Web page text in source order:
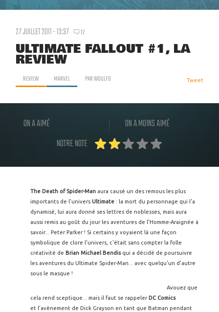
27 JUILLET 2011 - 13:37 12
ULTIMATE FALLOUT #1, LA
REVIEW
REVIEW MARVEL PARWOULFO Tweet
ON A AIMÉ
ON A MOINS AIMÉ
NOTRE NOTE
The Death of Spider-Man aura causé un des remous les plus
importants de l'univers Ultimate : la mort du personnage qui l'a
dynamisé, lui aura donné ses lettres de noblesses, mais aura
aussi remis au goût du jour les aventures de l'Homme-Araignée à
savoir... Peter Parker ! Si certains y voyaient là une façon
symbolique de clore l'univers, c'était sans compter la folle
créativité de Brian Michael Bendisqui a décidé de poursuivre
les aventures du Ultimate Spider-Man... avec quelqu'un d'autre
sous le masque !
Avouez que
cela rend sceptique... mais il faut se rappeler DC Comics
et l’avènement de Dick Grayson en tant que Batman pendant